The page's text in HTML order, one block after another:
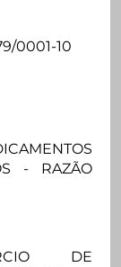
0001-10
- RAZÃO
DE